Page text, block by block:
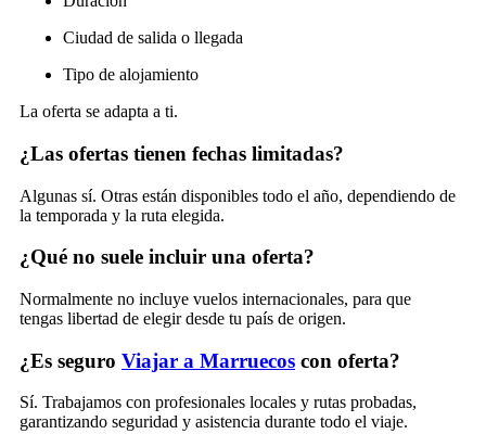
Ciudad de salida o llegada
Tipo de alojamiento
La oferta se adapta a ti.
¿Las ofertas tienen fechas limitadas?
Algunas sí. Otras están disponibles todo el año, dependiendo de
la temporada y la ruta elegida.
¿Qué no suele incluir una oferta?
Normalmente no incluye vuelos internacionales, para que
tengas libertad de elegir desde tu país de origen.
¿Es seguro Viajar a Marruecos con oferta?
Sí. Trabajamos con profesionales locales y rutas probadas,
garantizando seguridad y asistencia durante todo el viaje.